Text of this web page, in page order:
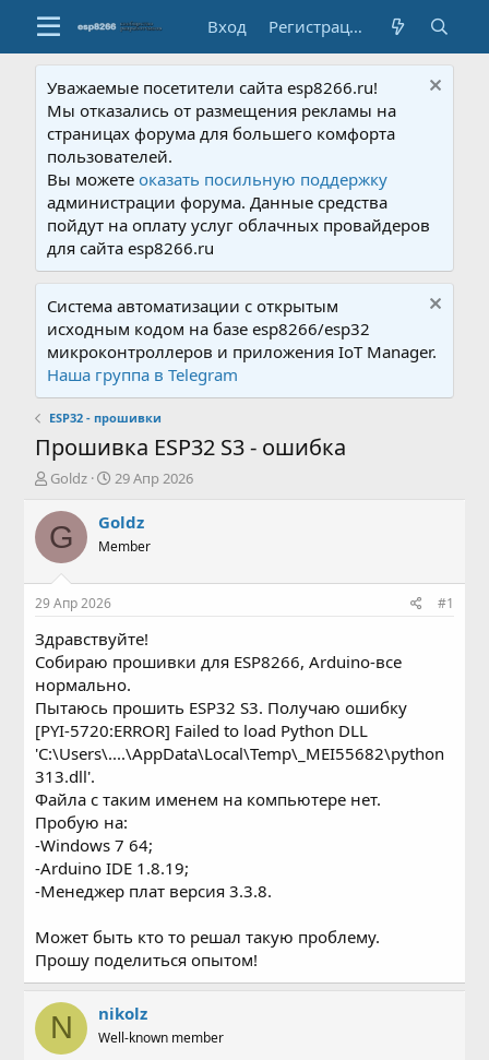
Вход Регистрация
Уважаемые посетители сайта esp8266.ru!
Мы отказались от размещения рекламы на
страницах форума для большего комфорта
пользователей.
Вы можетеоказать посильную поддержку
администрации форума. Данные средства
пойдут на оплату услуг облачных провайдеров
для сайта esp8266.ru
Система автоматизации с открытым
исходным кодом на базе esp8266/esp32
микроконтроллеров и приложения IoT Manager.
Наша группа в Telegram
ESP32 - прошивки
Прошивка ESP32 S3 - ошибка
А
т
о
р
е
м
ы
Goldz
Д
т
н
л
29 Апр 2026
G Goldz
Member
29 Апр 2026 #1
Здравствуйте!
Собираю прошивки для ESP8266, Arduino-все
нормально.
Пытаюсь прошить ESP32 S3. Получаю ошибку
[PYI-5720:ERROR] Failed to load Python DLL
'C:\Users\....\AppData\Local\Temp\_MEI55682\python
313.dll'.
Файла с таким именем на компьютере нет.
Пробую на:
-Windows 7 64;
-Arduino IDE 1.8.19;
-Менеджер плат версия 3.3.8.
Может быть кто то решал такую проблему.
Прошу поделиться опытом!
N nikolz
Well-known member